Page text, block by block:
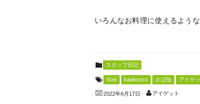
いろんなお料理に使えるよう
スタッフ日記
IGet kadecoco さば缶 アイゲ
2022年6月17日 アイゲット